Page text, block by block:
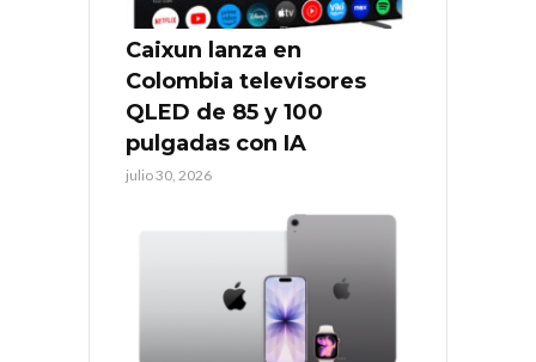
Caixun lanza en
Colombia televisores
QLED de 85 y 100
pulgadas con IA
julio 30, 2026